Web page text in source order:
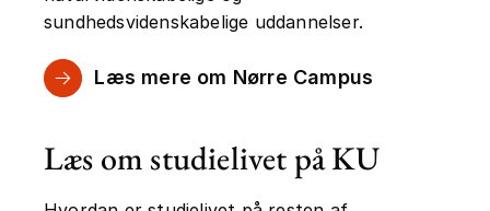
sundhedsvidenskabelige uddannelser.
Læs mere om Nørre Campus
Læs om studielivet på KU